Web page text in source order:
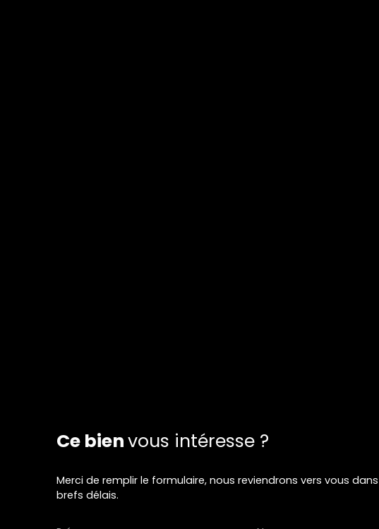
Ce bienvous intéresse ?
Merci de remplir le formulaire, nous reviendrons vers vous
brefs délais.